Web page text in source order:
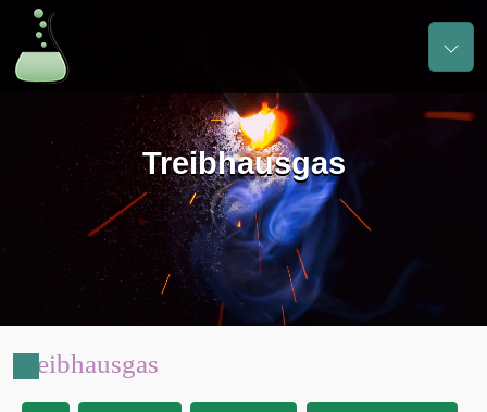
Treibhausgas
Treibhausgas